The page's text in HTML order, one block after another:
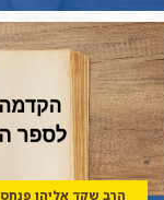
הרב שקד אליהו פנחס